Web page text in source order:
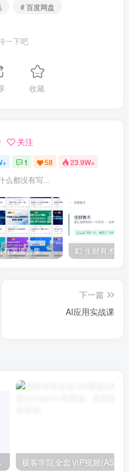
# 百度网盘
一下吧
收藏
关注
1 58 23.9W+
么都没有写...
IT类所有渠道合集 持续日更，目前近四千多条资源 年费用户微信私信获取权限
下一篇
AI应用实战课
章 极客学院全套ⅥP视频(AS版)